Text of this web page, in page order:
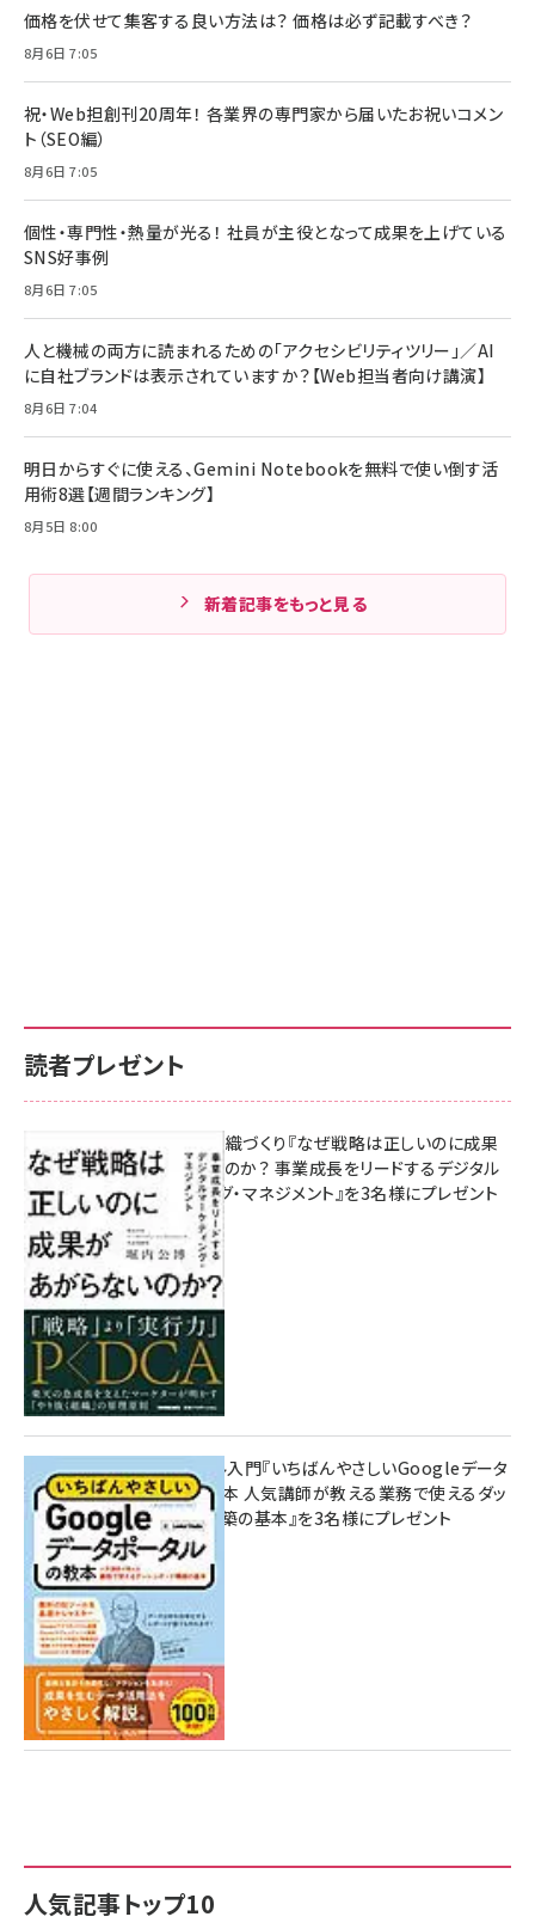
価格を伏せて集客する良い方法は？ 価格は必ず記載すべき？
8月6日 7:05
祝・Web担創刊20周年！ 各業界の専門家から届いたお祝いコメン
ト（SEO編）
8月6日 7:05
個性・専門性・熱量が光る！ 社員が主役となって成果を上げている
SNS好事例
8月6日 7:05
人と機械の両方に読まれるための「アクセシビリティツリー」／AI
に自社ブランドは表示されていますか？【Web担当者向け講演】
8月6日 7:04
明日からすぐに使える、Gemini Notebookを無料で使い倒す活
用術8選【週間ランキング】
8月5日 8:00
新着記事をもっと見る
人気記事トップ10
読者プレゼント
成果を生む組織づくり『なぜ戦略は正しいのに成果
があがらないのか？ 事業成長をリードするデジタル
マーケティング・マネジメント』を3名様にプレゼント
10:00
無料BIツール入門『いちばんやさしいGoogleデータ
ポータルの教本 人気講師が教える業務で使えるダッ
シュボード構築の基本』を3名様にプレゼント
7月31日 10:00